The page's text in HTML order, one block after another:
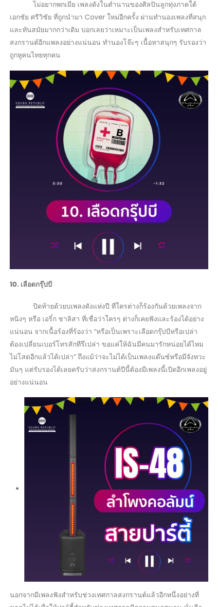
ไม่อยากพกเมีย เพลงดังในตำนานของศิลปินลูกทุ่งภาคใต้
เอกชัย ศรีวิชัย ที่ถูกนำมา Cover ใหม่อีกครั้ง ผ่านทำนองเพลงที่สนุก
และทันสมัยมากกว่าเดิม บอกเลยว่าเหมาะเป็นเพลงสำหรับเทศกาล
สงกรานต์อีกแพลงอย่างแน่นอน ทำนองโจ๊ะๆ เนื้อหาสนุกๆ รับรองว่า
ถูกหูคนไทยทุกคน
10. เลือดกรุ๊ปบี
ปิดท้ายด้วยบเพลงดังแห่งปี ที่ใครต่างก็ร้องกันด้วยเพลงจาก
หนิงๆ หรือ เอริ์ก ชาลิสา ที่เชื่อว่าใครๆ ต่างก็เคยฟังและร้องได้อย่าง
แน่นอน จากเนื้อร้องที่ร้องว่า “หรือเป็นเพราะเลือดกรุ๊ปบีหรือเปล่า
ต้องเปลี่ยนเบอร์โทรสักทีรึเปล่า ขอแค่ให้ฉันมีคนมารักหน่อยได้ไหม
ไม่โสดอีกแล้วได้เปล่า” ถึงแม้ว่าจะไม่ได้เป็นเพลงแด๊นซ์หรือมีจังหวะ
มันๆ แต่รับรองได้เลยครับว่าสงกรานต์ปีนี้ต้องมีเพลงนี้เปิดอีกเพลงอยู่
อย่างแน่นอน
นอกจากมีเพลงฟังสำหรับช่วงเทศกาลสงกรานต์แล้วอีกหนึ่งอย่างที่